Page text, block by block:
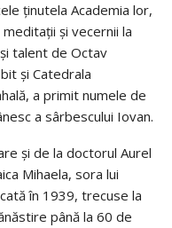
ţinutela Academia lor,
şi vecernii la
talent de Octav
şi Catedrala
a primit numele de
a sârbescului Iovan.
şi de la doctorul Aurel
Mihaela, sora lui
în 1939, trecuse la
până la 60 de